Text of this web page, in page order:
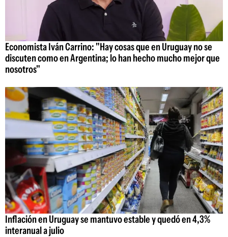
Economista Iván Carrino: "Hay cosas que en Uruguay no se
discuten como en Argentina; lo han hecho mucho mejor que
nosotros"
Inflación en Uruguay se mantuvo estable y quedó en 4,3%
interanual a julio